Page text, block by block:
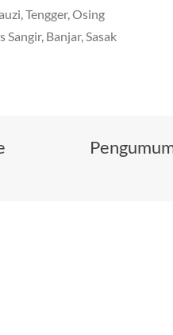
Tengger, Osing
Banjar, Sasak